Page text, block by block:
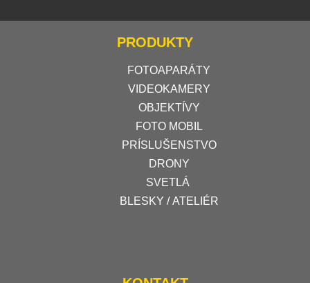
PRODUKTY
FOTOAPARÁTY
VIDEOKAMERY
OBJEKTÍVY
FOTO MOBIL
PRÍSLUŠENSTVO
DRONY
SVETLÁ
BLESKY / ATELIÉR